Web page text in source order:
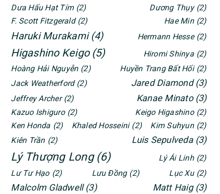
Dưa Hấu Hạt Tím (2) Dương Thụy (2)
F. Scott Fitzgerald (2) Hae Min (2)
Haruki Murakami (4) Hermann Hesse (2)
Higashino Keigo (5) Hiromi Shinya (2)
Hoàng Hải Nguyễn (2) Huyền Trang Bất Hối (2)
Jack Weatherford (2) Jared Diamond (3)
Jeffrey Archer (2) Kanae Minato (3)
Kazuo Ishiguro (2) Keigo Higashino (2)
Ken Honda (2) Khaled Hosseini (2) Kim Suhyun (2)
Kiên Trần (2) Luis Sepulveda (3)
Lý Thượng Long (6) Lý Ái Linh (2)
Lư Tư Hạo (2) Lưu Đồng (2) Lục Xu (2)
Malcolm Gladwell (3) Matt Haig (3)